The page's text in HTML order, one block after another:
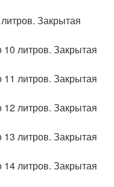
Закрытая
литров. Закрытая
литров. Закрытая
литров. Закрытая
литров. Закрытая
литров. Закрытая